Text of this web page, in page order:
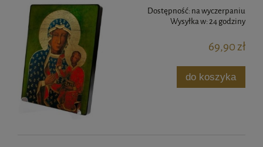
Dostępność: na wyczerpaniu
Wysyłka w:24 godziny
69,90 zł
do koszyka